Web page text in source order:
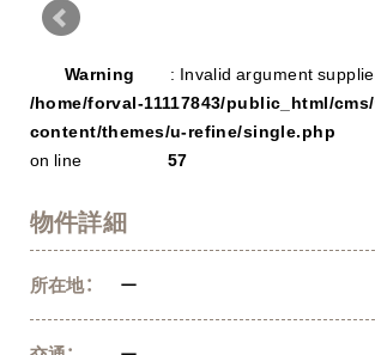
Warning
: Invalid argument
/home/forval-11117843/public_html/
content/themes/u-refine/single.php
on line
57
物件詳細
所在地： ー